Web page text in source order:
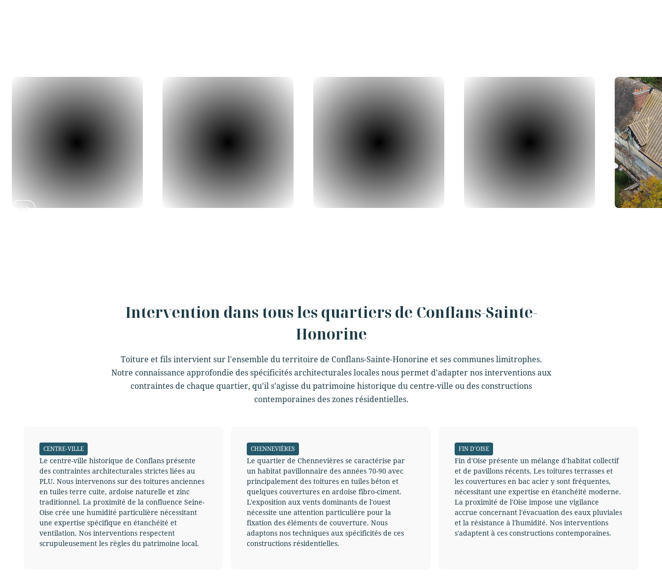
Intervention dans tous les quartiers de Conflans-Sainte-
Honorine
Toiture et fils intervient sur l'ensemble du territoire de Conflans-Sainte-Honorine et ses communes limitrophes.
Notre connaissance approfondie des spécificités architecturales locales nous permet d'adapter nos interventions aux
contraintes de chaque quartier, qu'il s'agisse du patrimoine historique du centre-ville ou des constructions
contemporaines des zones résidentielles.
CENTRE-VILLE
Le centre-ville historique de Conflans présente
des contraintes architecturales strictes liées au
PLU. Nous intervenons sur des toitures anciennes
en tuiles terre cuite, ardoise naturelle et zinc
traditionnel. La proximité de la confluence Seine-
Oise crée une humidité particulière nécessitant
une expertise spécifique en étanchéité et
ventilation. Nos interventions respectent
scrupuleusement les règles du patrimoine local.
CHENNEVIÈRES
Le quartier de Chennevières se caractérise par
un habitat pavillonnaire des années 70-90 avec
principalement des toitures en tuiles béton et
quelques couvertures en ardoise fibro-ciment.
L'exposition aux vents dominants de l'ouest
nécessite une attention particulière pour la
fixation des éléments de couverture. Nous
adaptons nos techniques aux spécificités de ces
constructions résidentielles.
FIN D'OISE
Fin d'Oise présente un mélange d'habitat collectif
et de pavillons récents. Les toitures terrasses et
les couvertures en bac acier y sont fréquentes,
nécessitant une expertise en étanchéité moderne.
La proximité de l'Oise impose une vigilance
accrue concernant l'évacuation des eaux pluviales
et la résistance à l'humidité. Nos interventions
s'adaptent à ces constructions contemporaines.